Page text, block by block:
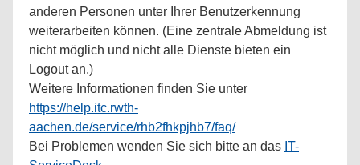
anderen Personen unter Ihrer Benutzerkennung
weiterarbeiten können. (Eine zentrale Abmeldung ist
nicht möglich und nicht alle Dienste bieten ein
Logout an.)
Weitere Informationen finden Sie unter
https://help.itc.rwth-
aachen.de/service/rhb2fhkpjhb7/faq/
Bei Problemen wenden Sie sich bitte an das IT-